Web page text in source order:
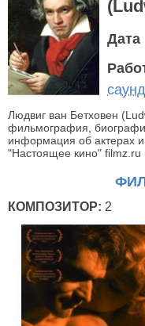
Дата
Людвиг ван Бетховен
фильмография,
информация об актерах
"Настоящее кино" filmz.ru
КОМПОЗИТОР: 2